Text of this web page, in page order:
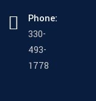
Phone:
330-
493-
1778